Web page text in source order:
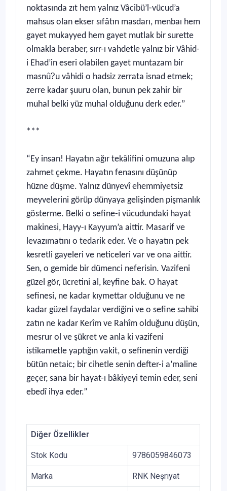
noktasında zıt hem yalnız Vâcibü’l-vücud’a
mahsus olan ekser sıfâtın masdarı, menbaı hem
gayet mukayyed hem gayet mutlak bir surette
olmakla beraber, sırr-ı vahdetle yalnız bir Vâhid-
i Ehad’in eseri olabilen gayet muntazam bir
masnû?u vâhidi o hadsiz zerrata isnad etmek;
zerre kadar şuuru olan, bunun pek zahir bir
muhal belki yüz muhal olduğunu derk eder.”
***
“Ey insan! Hayatın ağır tekâlifini omuzuna alıp
zahmet çekme. Hayatın fenasını düşünüp
hüzne düşme. Yalnız dünyevî ehemmiyetsiz
meyvelerini görüp dünyaya gelişinden pişmanlık
gösterme. Belki o sefine-i vücudundaki hayat
makinesi, Hayy-ı Kayyum’a aittir. Masarif ve
levazımatını o tedarik eder. Ve o hayatın pek
kesretli gayeleri ve neticeleri var ve ona aittir.
Sen, o gemide bir dümenci neferisin. Vazifeni
güzel gör, ücretini al, keyfine bak. O hayat
sefinesi, ne kadar kıymettar olduğunu ve ne
kadar güzel faydalar verdiğini ve o sefine sahibi
zatın ne kadar Kerîm ve Rahîm olduğunu düşün,
mesrur ol ve şükret ve anla ki vazifeni
istikametle yaptığın vakit, o sefinenin verdiği
bütün netaic; bir cihetle senin defter-i a’maline
geçer, sana bir hayat-ı bâkiyeyi temin eder, seni
ebedî ihya eder.”
Diğer Özellikler
Stok Kodu 9786059846073
Marka RNK Neşriyat